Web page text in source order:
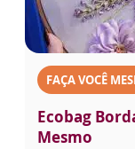
FAÇA VOCÊ
Ecobag
Mesmo